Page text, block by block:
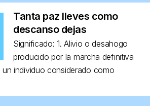
Tanta paz lleves como
descanso dejas
Significado: 1. Alivio o desahogo
producido por la marcha definitiva
individuo considerado como